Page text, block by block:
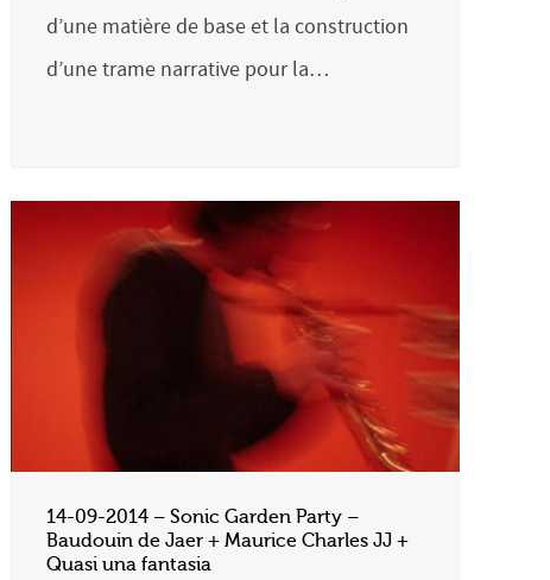
d’une matière de base et la construction
d’une trame narrative pour la…
14-09-2014 – Sonic Garden Party –
Baudouin de Jaer + Maurice Charles JJ +
Quasi una fantasia